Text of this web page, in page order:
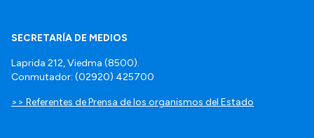
SECRETARÍA DE MEDIOS
Laprida 212, Viedma (8500).
Conmutador: (02920) 425700
>> Referentes de Prensa de los organismos del Estado